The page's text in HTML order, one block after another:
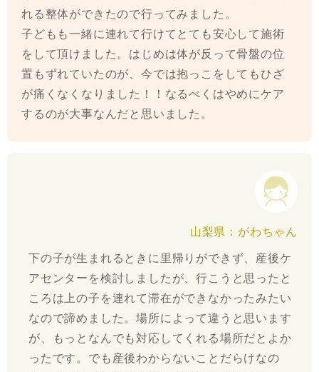
れる整体ができたので行ってみました。
子どもも一緒に連れて行けてとても安心して施術
をして頂けました。はじめは体が反って骨盤の位
置もずれていたのが、今では抱っこをしてもひざ
が痛くなくなりました！！なるべくはやめにケア
するのが大事なんだと思いました。
山梨県：がわちゃん
下の子が生まれるときに里帰りができず、産後ケ
アセンターを検討しましたが、行こうと思ったと
ころは上の子を連れて滞在ができなかったみたい
なので諦めました。場所によって違うと思います
が、もっとなんでも対応してくれる場所だとよか
ったです。でも産後わからないことだらけなの